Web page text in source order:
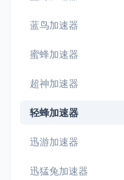
蓝鸟加速器
蜜蜂加速器
超神加速器
轻蜂加速器
迅游加速器
迅猛兔加速器